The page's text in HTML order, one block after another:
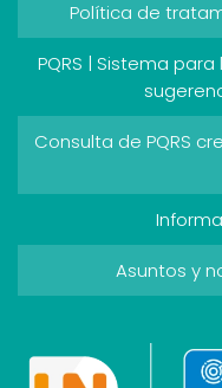
Política de
PQRS | Sistema
Consulta de PQRS
Asuntos y